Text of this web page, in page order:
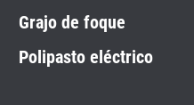
Grajo de foque
Polipasto eléctrico